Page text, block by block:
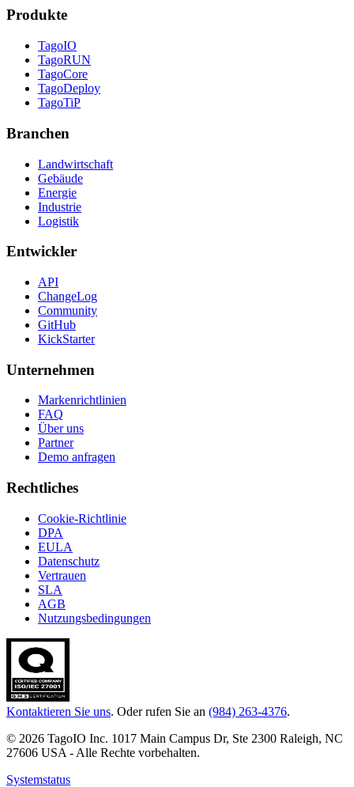
Produkte
TagoIO
TagoRUN
TagoCore
TagoDeploy
TagoTiP
Branchen
Landwirtschaft
Gebäude
Energie
Industrie
Logistik
Entwickler
API
ChangeLog
Community
GitHub
KickStarter
Unternehmen
Markenrichtlinien
FAQ
Über uns
Partner
Demo anfragen
Rechtliches
Cookie-Richtlinie
DPA
EULA
Datenschutz
Vertrauen
SLA
AGB
Nutzungsbedingungen
Kontaktieren Sie uns. Oder rufen Sie an (984) 263-4376.
© 2026 TagoIO Inc. 1017 Main Campus Dr, Ste 2300 Raleigh, NC
27606 USA - Alle Rechte vorbehalten.
Systemstatus